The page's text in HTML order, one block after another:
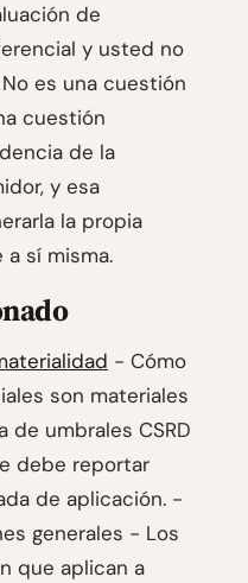
de
y usted no
es una cuestión
cuestión
de la
y esa
la propia
sí misma.
- Cómo
son materiales
de umbrales CSRD
debe reportar
de aplicación. -
generales - Los
que aplican a